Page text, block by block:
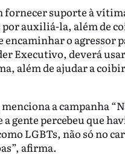
fornecer suporte à
por auxiliá-la, além de
o agressor
Executivo, deverá
além de ajudar a
a campanha
gente percebeu que
LGBTs, não só no
afirma.